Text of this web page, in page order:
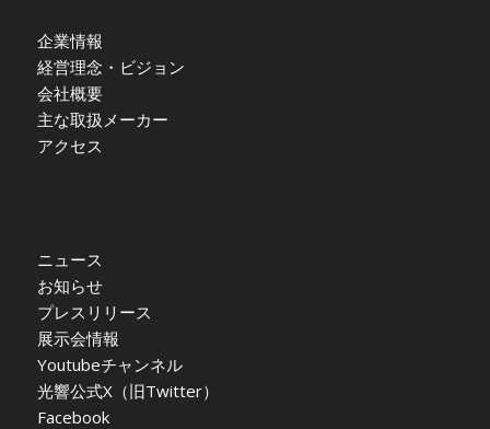
企業情報
経営理念・ビジョン
会社概要
主な取扱メーカー
アクセス
ニュース
お知らせ
プレスリリース
展示会情報
Youtubeチャンネル
光響公式X（旧Twitter）
Facebook